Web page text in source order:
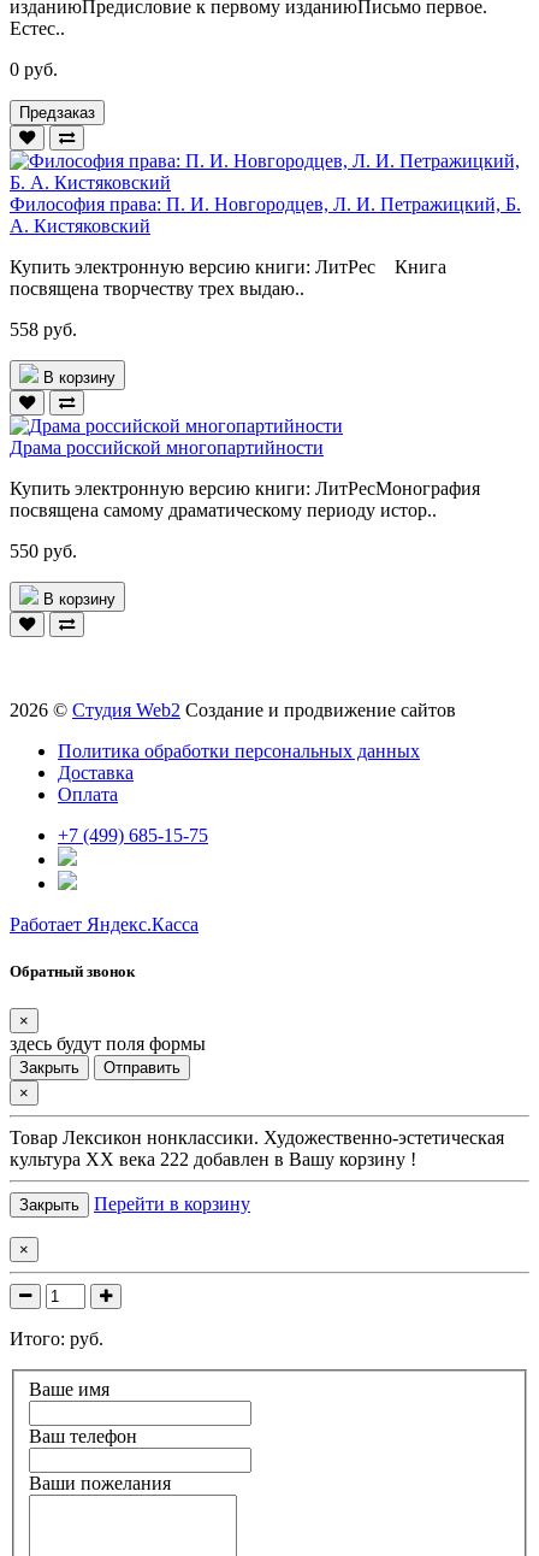
изданиюПредисловие к первому изданиюПисьмо первое.
Естес..
0 руб.
Предзаказ
Философия права: П. И. Новгородцев, Л. И. Петражицкий, Б.
А. Кистяковский
Купить электронную версию книги: ЛитРес Книга
посвящена творчеству трех выдаю..
558 руб.
В корзину
Драма российской многопартийности
Купить электронную версию книги: ЛитРесМонография
посвящена самому драматическому периоду истор..
550 руб.
В корзину
2026 © Студия Web2 Создание и продвижение сайтов
Политика обработки персональных данных
Доставка
Оплата
+7 (499) 685-15-75
Работает Яндекс.Касса
Обратный звонок
×
здесь будут поля формы
Закрыть
Отправить
×
Товар Лексикон нонклассики. Художественно-эстетическая
культура XX века 222 добавлен в Вашу корзину !
Закрыть Перейти в корзину
×
Итого: руб.
Ваше имя
Ваш телефон
Ваши пожелания